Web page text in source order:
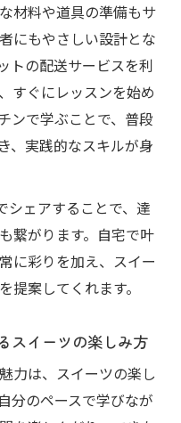
材料や道具の準備もサ
にもやさしい設計とな
トの配送サービスを利
すぐにレッスンを始め
ンで学ぶことで、普段
、実践的なスキルが身
シェアすることで、達
繋がります。自宅で叶
に彩りを加え、スイー
案してくれます。
スイーツの楽しみ方
力は、スイーツの楽し
分のペースで学びなが